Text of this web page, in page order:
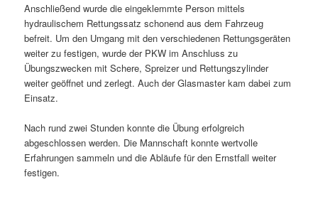
Anschließend wurde die eingeklemmte Person mittels
hydraulischem Rettungssatz schonend aus dem Fahrzeug
befreit. Um den Umgang mit den verschiedenen Rettungsgeräten
weiter zu festigen, wurde der PKW im Anschluss zu
Übungszwecken mit Schere, Spreizer und Rettungszylinder
weiter geöffnet und zerlegt. Auch der Glasmaster kam dabei zum
Einsatz.
Nach rund zwei Stunden konnte die Übung erfolgreich
abgeschlossen werden. Die Mannschaft konnte wertvolle
Erfahrungen sammeln und die Abläufe für den Ernstfall weiter
festigen.